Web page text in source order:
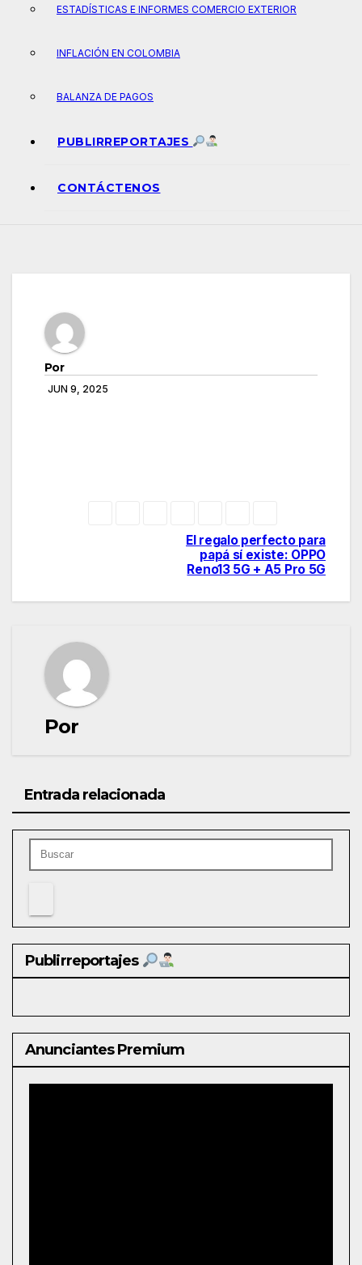
ESTADÍSTICAS E INFORMES COMERCIO EXTERIOR
INFLACIÓN EN COLOMBIA
BALANZA DE PAGOS
PUBLIRREPORTAJES
CONTÁCTENOS
Por
JUN 9, 2025
El regalo perfecto para
papá sí existe: OPPO
Reno13 5G + A5 Pro 5G
Por
Entrada relacionada
Publirreportajes
Anunciantes Premium